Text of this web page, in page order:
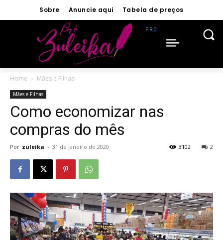
Sobre Anuncie aqui Tabela de preços
Home Mães e Filhas
Mães e Filhas
Como economizar nas
compras do mês
Por zuleika - 31 de janeiro de 2020 2
3102